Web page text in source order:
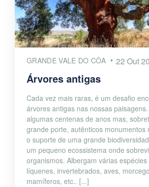
GRANDE VALE DO CÔA 22 Out
Árvores antigas
Cada vez mais raras, é um desafio
árvores antigas nas nossas
algumas centenas de anos mas,
grande porte, autênticos monumentos
o suporte de uma grande
um pequeno ecossistema onde
organismos. Albergam várias
líquenes, invertebrados, aves,
mamíferos, etc.. [...]